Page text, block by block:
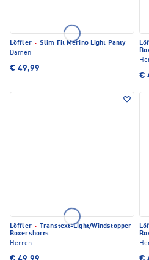
Löffler · Slim Fit Merino Light Panty
Damen
€ 49,99
€
Löffler ·
Transtext-Light/Windstopper
Boxershorts
Herren